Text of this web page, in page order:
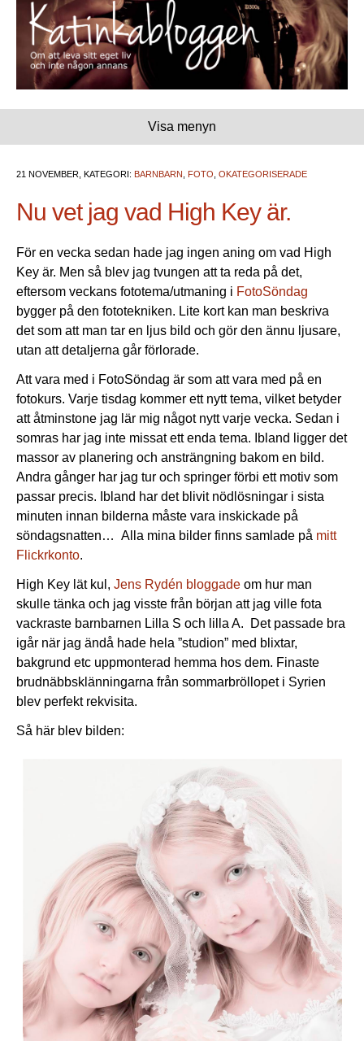
Visa menyn
21 NOVEMBER, KATEGORI: BARNBARN FOTO OKATEGORISERADE
Nu vet jag vad High Key är.
För en vecka sedan hade jag ingen aning om vad High
Key är. Men så blev jag tvungen att ta reda på det,
eftersom veckans fototema/utmaning i FotoSöndag
bygger på den fototekniken. Lite kort kan man beskriva
det som att man tar en ljus bild och gör den ännu ljusare,
utan att detaljerna går förlorade.
Att vara med i FotoSöndag är som att vara med på en
fotokurs. Varje tisdag kommer ett nytt tema, vilket betyder
att åtminstone jag lär mig något nytt varje vecka. Sedan i
somras har jag inte missat ett enda tema. Ibland ligger det
massor av planering och ansträngning bakom en bild.
Andra gånger har jag tur och springer förbi ett motiv som
passar precis. Ibland har det blivit nödlösningar i sista
minuten innan bilderna måste vara inskickade på
söndagsnatten… Alla mina bilder finns samlade på mitt
Flickrkonto.
High Key lät kul, Jens Rydén bloggade om hur man
skulle tänka och jag visste från början att jag ville fota
vackraste barnbarnen Lilla S och lilla A. Det passade bra
igår när jag ändå hade hela ”studion” med blixtar,
bakgrund etc uppmonterad hemma hos dem. Finaste
brudnäbbsklänningarna från sommarbröllopet i Syrien
blev perfekt rekvisita.
Så här blev bilden: